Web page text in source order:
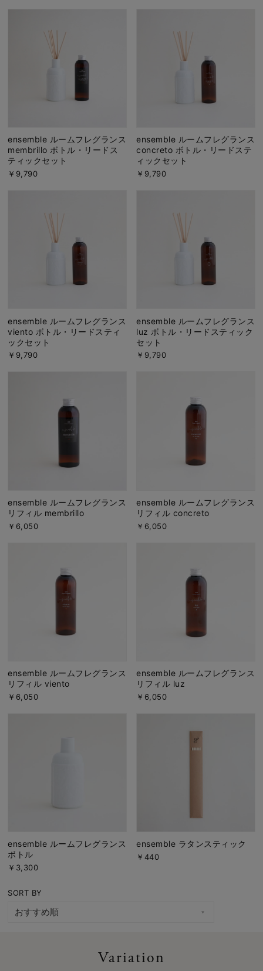
ensemble ルームフレグランス
membrillo ボトル・リードス
ティックセット
￥9,790
ensemble ルームフレグランス
concreto ボトル・リードステ
ィックセット
￥9,790
ensemble ルームフレグランス
viento ボトル・リードスティ
ックセット
￥9,790
ensemble ルームフレグランス
luz ボトル・リードスティック
セット
￥9,790
ensemble ルームフレグランス
リフィル membrillo
￥6,050
ensemble ルームフレグランス
リフィル concreto
￥6,050
ensemble ルームフレグランス
リフィル viento
￥6,050
ensemble ルームフレグランス
リフィル luz
￥6,050
ensemble ルームフレグランス
ボトル
￥3,300
ensemble ラタンスティック
￥440
SORT BY
Variation